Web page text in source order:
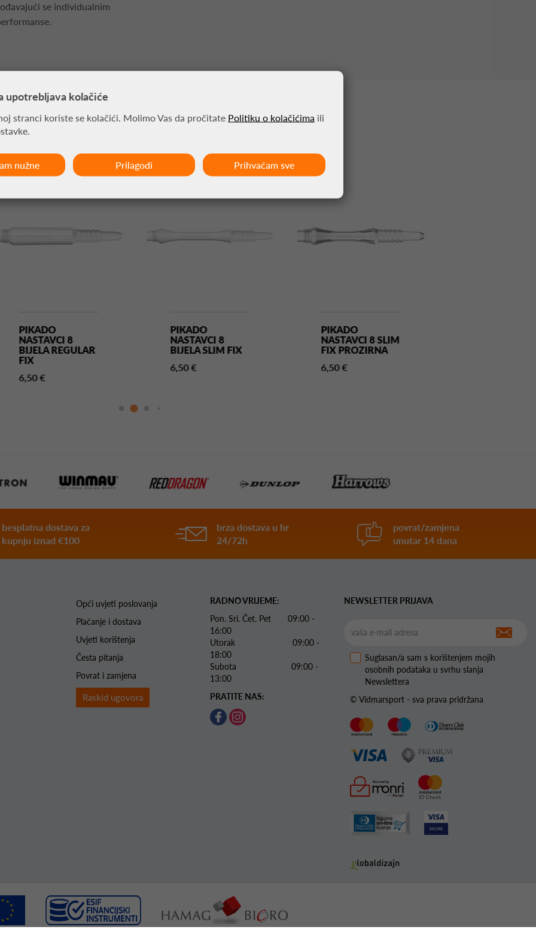
se individualnim
MOŽDA VAS ZANIMA
PIKADO
NASTAVCI 8
BIJELA REGULAR
FIX
6,50 €
PIKADO
NASTAVCI 8
BIJELA SLIM FIX
6,50 €
PIKADO
NASTAVCI 8 SLIM
FIX PROZIRNA
6,50 €
besplatna dostava za
kupnju iznad €100
brza dostava u hr
24/72h
povrat/zamjena
unutar 14 dana
Opći uvjeti poslovanja
Plaćanje i dostava
Uvjeti korištenja
Česta pitanja
Povrat i zamjena
Raskid ugovora
RADNO VRIJEME:
Pon. Sri. Čet. Pet 09:00 -
16:00
Utorak 09:00 -
18:00
Subota 09:00 -
13:00
PRATITE NAS:
NEWSLETTER PRIJAVA
Suglasan/a sam s korištenjem mojih
osobnih podataka u svrhu slanja
Newslettera
© Vidmarsport - sva prava pridržana
upotrebljava kolačiće
stranci koriste se kolačići. Molimo Vas da pročitate Politiku o kolačićima ili
nužne Prilagodi Prihvaćam sve